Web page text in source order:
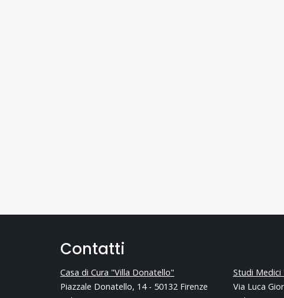
Contatti
Casa di Cura "Villa Donatello"
Piazzale Donatello, 14 - 50132 Firenze
Studi Medici
Via Luca